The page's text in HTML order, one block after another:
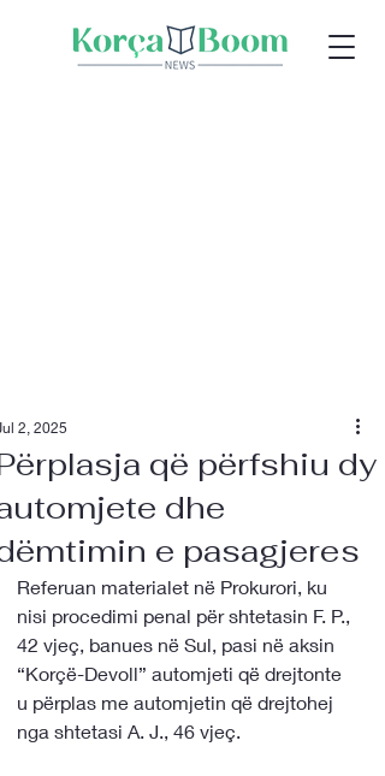
që përfshiu dy
dhe
e pasagjeres
2, 2025
Referuan materialet në Prokurori, ku
nisi procedimi penal për shtetasin F. P.,
42 vjeç, banues në Sul, pasi në aksin
“Korçë-Devoll” automjeti që drejtonte
u përplas me automjetin që drejtohej
nga shtetasi A. J., 46 vjeç.